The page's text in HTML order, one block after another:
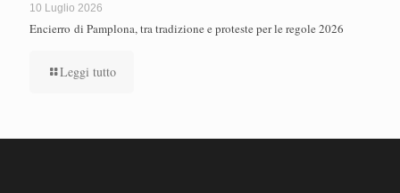
10 Luglio 2026
Encierro di Pamplona, tra tradizione e proteste per le regole 2026
Leggi tutto